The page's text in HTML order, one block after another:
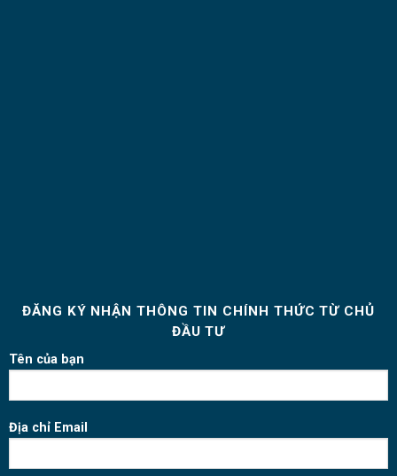
ĐĂNG KÝ NHẬN THÔNG TIN CHÍNH THỨC TỪ CHỦ
ĐẦU TƯ
Tên của bạn
Địa chỉ Email